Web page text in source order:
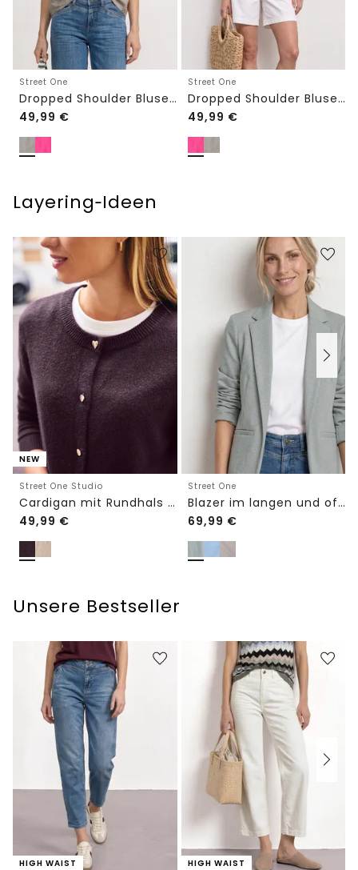
Street One
Dropped Shoulder Bluse aus Leinen
49,99 €
Street One
Dropped Shoulder Bluse aus Leinen
49,99 €
Layering‑Ideen
NEW
Street One Studio
Cardigan mit Rundhals und Knöpfen
49,99 €
Street One
Blazer im langen und offenen Schnitt
69,99 €
Unsere Bestseller
HIGH WAIST HIGH WAIST